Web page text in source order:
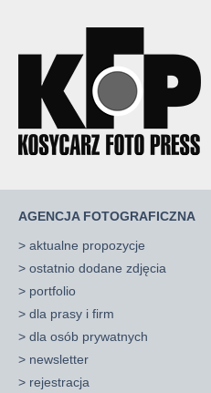
AGENCJA FOTOGRAFICZNA
> aktualne propozycje
> ostatnio dodane zdjęcia
> portfolio
> dla prasy i firm
> dla osób prywatnych
> newsletter
> rejestracja